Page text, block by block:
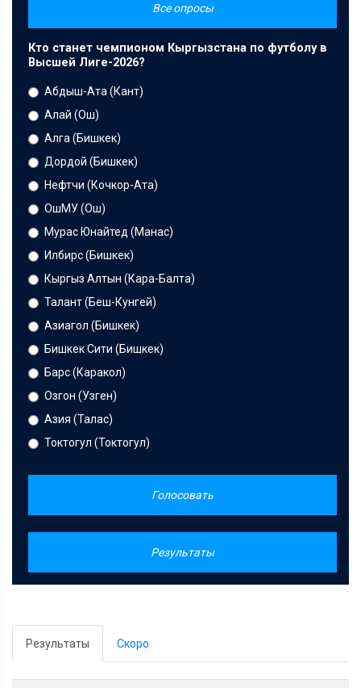
Все опросы
Кто станет чемпионом Кыргызстана по футболу в
Высшей Лиге-2026?
Абдыш-Ата (Кант)
Алай (Ош)
Алга (Бишкек)
Дордой (Бишкек)
Нефтчи (Кочкор-Ата)
ОшМУ (Ош)
Мурас Юнайтед (Манас)
Илбирс (Бишкек)
Кыргыз Алтын (Кара-Балта)
Талант (Беш-Кунгей)
Азиагол (Бишкек)
Бишкек Сити (Бишкек)
Барс (Каракол)
Озгон (Узген)
Азия (Талас)
Токтогул (Токтогул)
Голосовать
Результаты
Результаты Скоро